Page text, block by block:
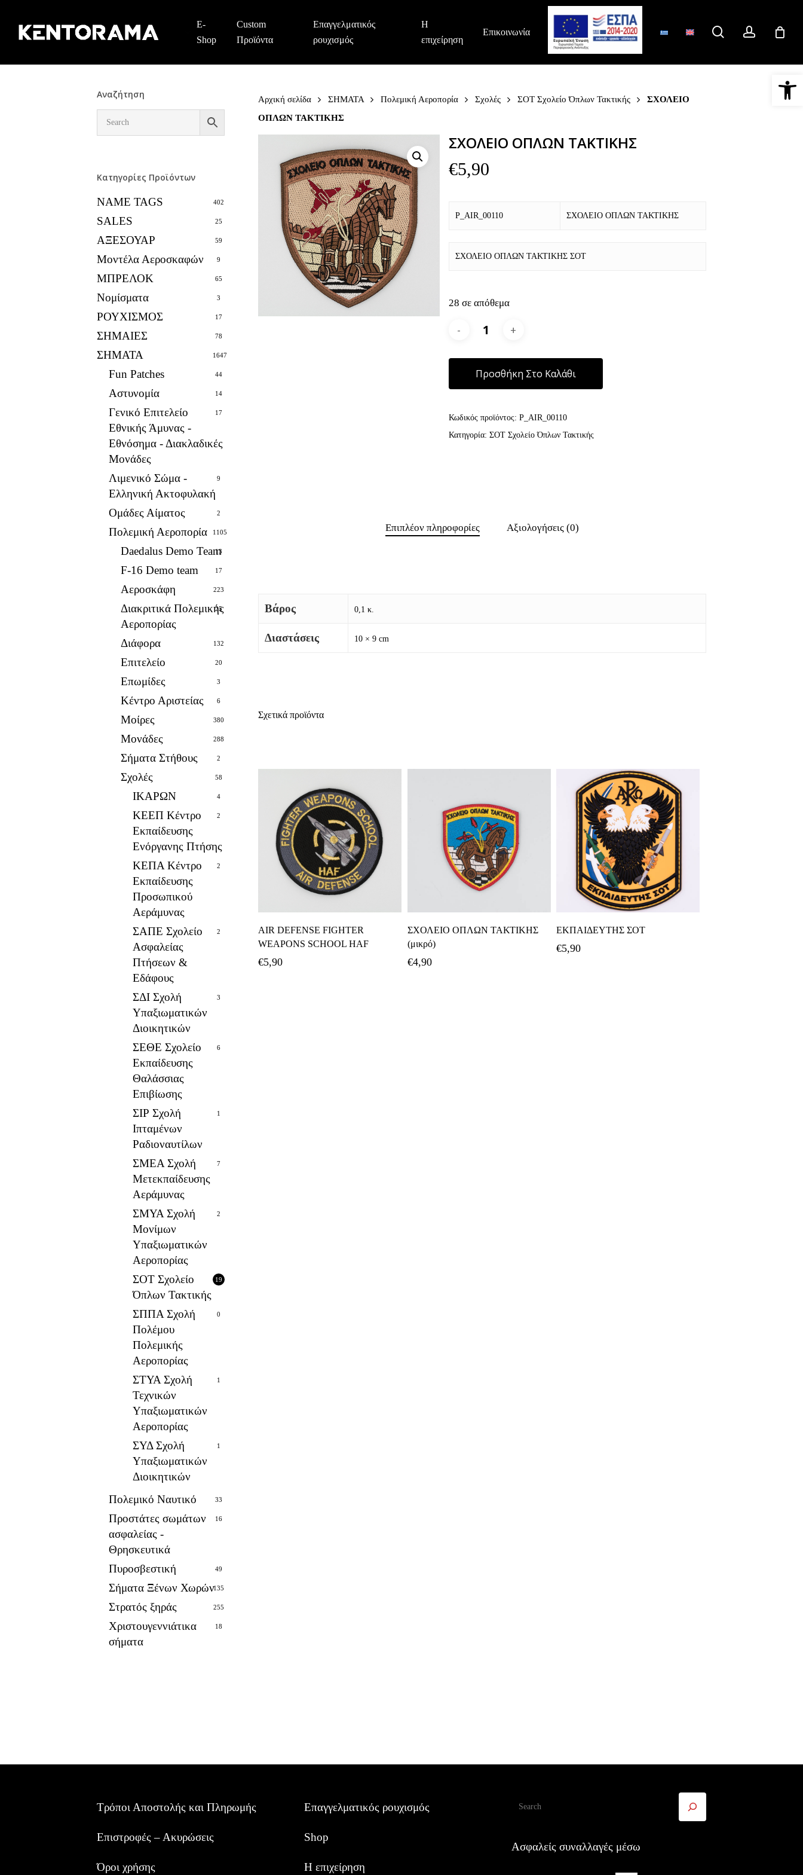
main
E-
Shop
Custom
Προϊόντα
Επαγγελματικός
ρουχισμός
Η
επιχείρηση
Επικοινωνία searchaccount
Αναζήτηση
Κατηγορίες Προϊόντων
NAME TAGS 402
SALES 25
ΑΞΕΣΟΥΑΡ 59
Μοντέλα Αεροσκαφών 9
ΜΠΡΕΛΟΚ 65
Νομίσματα 3
ΡΟΥΧΙΣΜΟΣ 17
ΣΗΜΑΙΕΣ 78
ΣΗΜΑΤΑ 1647
Fun Patches 44
Αστυνομία 14
Γενικό Επιτελείο
Εθνικής Άμυνας -
Εθνόσημα - Διακλαδικές
Μονάδες
17
Λιμενικό Σώμα -
Ελληνική Ακτοφυλακή
9
Ομάδες Αίματος 2
Πολεμική Αεροπορία 1105
Daedalus Demo Team
13
F-16 Demo team 17
Αεροσκάφη 223
Διακριτικά Πολεμικής
Αεροπορίας
25
Διάφορα 132
Επιτελείο 20
Επωμίδες 3
Κέντρο Αριστείας 6
Μοίρες 380
Μονάδες 288
Σήματα Στήθους 2
Σχολές 58
ΙΚΑΡΩΝ 4
ΚΕΕΠ Κέντρο
Εκπαίδευσης
Ενόργανης Πτήσης
2
ΚΕΠΑ Κέντρο
Εκπαίδευσης
Προσωπικού
Αεράμυνας
2
ΣΑΠΕ Σχολείο
Ασφαλείας
Πτήσεων &
Εδάφους
2
ΣΔΙ Σχολή
Υπαξιωματικών
Διοικητικών
3
ΣΕΘΕ Σχολείο
Εκπαίδευσης
Θαλάσσιας
Επιβίωσης
6
ΣΙΡ Σχολή
Ιπταμένων
Ραδιοναυτίλων
1
ΣΜΕΑ Σχολή
Μετεκπαίδευσης
Αεράμυνας
7
ΣΜΥΑ Σχολή
Μονίμων
Υπαξιωματικών
Αεροπορίας
2
ΣΟΤ Σχολείο
Όπλων Τακτικής
19
ΣΠΠΑ Σχολή
Πολέμου
Πολεμικής
Αεροπορίας
0
ΣΤΥΑ Σχολή
Τεχνικών
Υπαξιωματικών
Αεροπορίας
1
ΣΥΔ Σχολή
Υπαξιωματικών
Διοικητικών
1
Πολεμικό Ναυτικό 33
Προστάτες σωμάτων
ασφαλείας -
Θρησκευτικά
16
Πυροσβεστική 49
Σήματα Ξένων Χωρών135
Στρατός ξηράς 255
Χριστουγεννιάτικα
σήματα
18
Αρχική σελίδα ΣΗΜΑΤΑ Πολεμική Αεροπορία Σχολές ΣΟΤ Σχολείο Όπλων Τακτικής
ΣΧΟΛΕΙΟ
ΟΠΛΩΝ ΤΑΚΤΙΚΗΣ
ΣΧΟΛΕΙΟ ΟΠΛΩΝ ΤΑΚΤΙΚΗΣ
€5,90
P_AIR_00110 ΣΧΟΛΕΙΟ ΟΠΛΩΝ ΤΑΚΤΙΚΗΣ
ΣΧΟΛΕΙΟ ΟΠΛΩΝ ΤΑΚΤΙΚΗΣ ΣΟΤ
28 σε απόθεμα
Προσθήκη Στο Καλάθι
Κωδικός προϊόντος: P_AIR_00110
Κατηγορία: ΣΟΤ Σχολείο Όπλων Τακτικής
Επιπλέον πληροφορίες Αξιολογήσεις (0)
Βάρος 0,1 κ.
Διαστάσεις 10 × 9 cm
Σχετικά προϊόντα
AIR DEFENSE FIGHTER
WEAPONS SCHOOL HAF
€5,90
ΣΧΟΛΕΙΟ ΟΠΛΩΝ ΤΑΚΤΙΚΗΣ
(μικρό)
€4,90
ΕΚΠΑΙΔΕΥΤΗΣ ΣΟΤ
€5,90
Τρόποι Αποστολής και Πληρωμής
Επιστροφές – Ακυρώσεις
Όροι χρήσης
Επαγγελματικός ρουχισμός
Shop
Η επιχείρηση
Ασφαλείς συναλλαγές μέσω